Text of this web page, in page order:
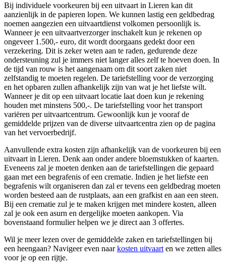
Bij individuele voorkeuren bij een uitvaart in Lieren kan dit
aanzienlijk in de papieren lopen. We kunnen lastig een geldbedrag
noemen aangezien een uitvaartdienst volkomen persoonlijk is.
Wanneer je een uitvaartverzorger inschakelt kun je rekenen op
ongeveer 1.500,- euro, dit wordt doorgaans gedekt door een
verzekering. Dit is zeker weten aan te raden, gedurende deze
ondersteuning zul je immers niet langer alles zelf te hoeven doen. In
de tijd van rouw is het aangenaam om dit soort zaken niet
zelfstandig te moeten regelen. De tariefstelling voor de verzorging
en het opbaren zullen afhankelijk zijn van wat je het liefste wilt.
Wanneer je dit op een uitvaart locatie laat doen kun je rekening
houden met minstens 500,-. De tariefstelling voor het transport
variëren per uitvaartcentrum. Gewoonlijk kun je vooraf de
gemiddelde prijzen van de diverse uitvaartcentra zien op de pagina
van het vervoerbedrijf.
Aanvullende extra kosten zijn afhankelijk van de voorkeuren bij een
uitvaart in Lieren. Denk aan onder andere bloemstukken of kaarten.
Eveneens zal je moeten denken aan de tariefstellingen die gepaard
gaan met een begrafenis of een crematie. Indien je het liefste een
begrafenis wilt organiseren dan zal er tevens een geldbedrag moeten
worden besteed aan de rustplaats, aan een grafkist en aan een steen.
Bij een crematie zul je te maken krijgen met mindere kosten, alleen
zal je ook een asurn en dergelijke moeten aankopen. Via
bovenstaand formulier helpen we je direct aan 3 offertes.
Wil je meer lezen over de gemiddelde zaken en tariefstellingen bij
een heengaan? Navigeer even naarkosten uitvaart en we zetten alles
voor je op een rijtje.